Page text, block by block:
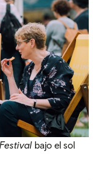
bajo el sol